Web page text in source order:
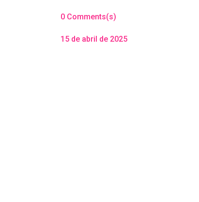
0 Comments(s)
15 de abril de 2025